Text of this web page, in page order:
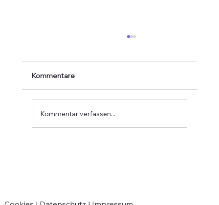
Kommentare
Kommentar verfassen...